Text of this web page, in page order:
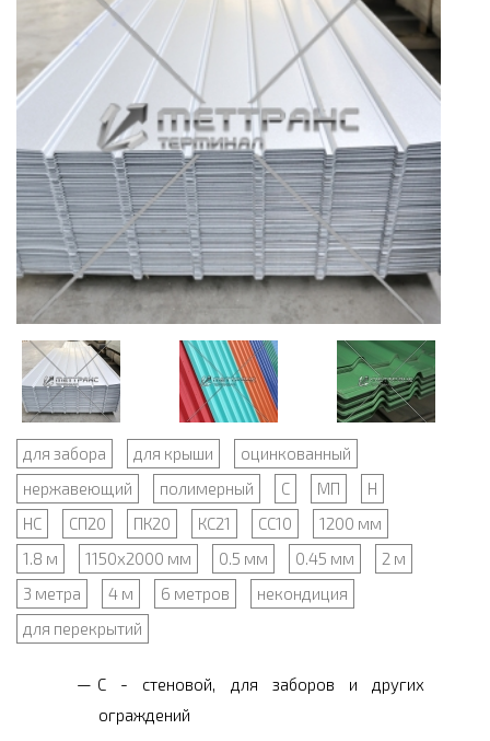
для забора для крыши
оцинкованный
нержавеющий
полимерный С МП
Н
НС
СП20 ПК20 КС21 СС10
1200 мм
1.8 м
1150х2000 мм 0.5 мм 0.45 мм
2 м
3 метра
4 м 6 метров
некондиция
для перекрытий
С - стеновой, для заборов и других
ограждений